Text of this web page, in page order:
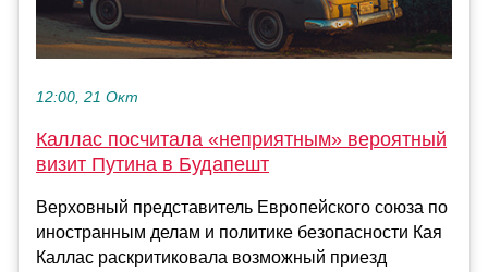
12:00, 21 Окт
Каллас посчитала «неприятным» вероятный
визит Путина в Будапешт
Верховный представитель Европейского союза по
иностранным делам и политике безопасности Кая
Каллас раскритиковала возможный приезд